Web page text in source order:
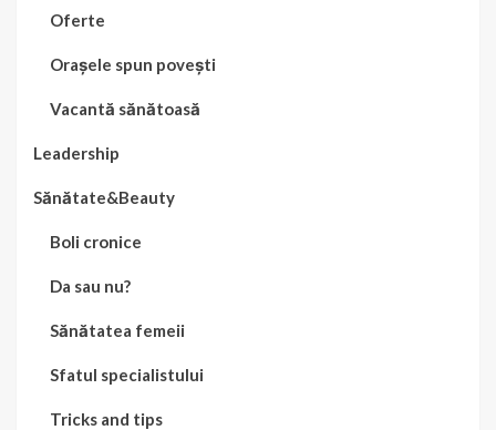
Oferte
Orașele spun povești
Vacantă sănătoasă
Leadership
Sănătate&Beauty
Boli cronice
Da sau nu?
Sănătatea femeii
Sfatul specialistului
Tricks and tips